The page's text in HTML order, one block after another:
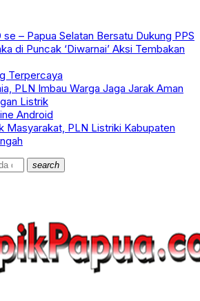
se – Papua Selatan Bersatu Dukung PPS
di Puncak ‘Diwarnai’ Aksi Tembakan
Terpercaya
PLN Imbau Warga Jaga Jarak Aman
Listrik
Android
Masyarakat, PLN Listriki Kabupaten
search